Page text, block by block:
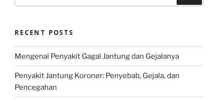
RECENT POSTS
Mengenal Penyakit Gagal Jantung dan Gejalanya
Penyakit Jantung Koroner: Penyebab, Gejala, dan
Pencegahan